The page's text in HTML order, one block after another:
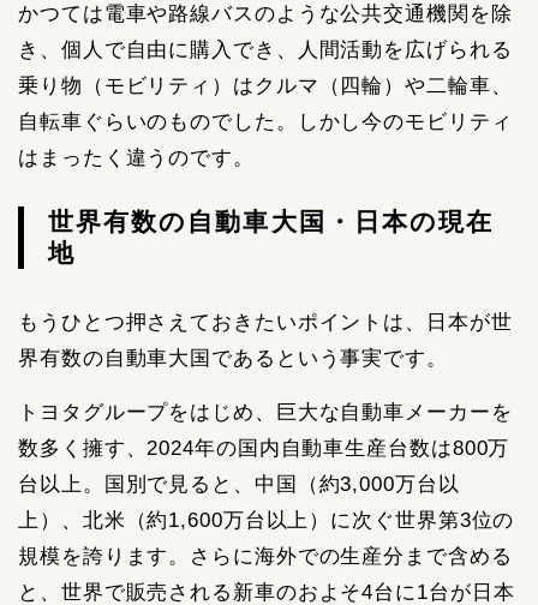
かつては電車や路線バスのような公共交通機関を除
き、個人で自由に購入でき、人間活動を広げられる
乗り物（モビリティ）はクルマ（四輪）や二輪車、
自転車ぐらいのものでした。しかし今のモビリティ
はまったく違うのです。
世界有数の自動車大国・日本の現在
地
もうひとつ押さえておきたいポイントは、日本が世
界有数の自動車大国であるという事実です。
トヨタグループをはじめ、巨大な自動車メーカーを
数多く擁す、2024年の国内自動車生産台数は800万
台以上。国別で見ると、中国（約3,000万台以
上）、北米（約1,600万台以上）に次ぐ世界第3位の
規模を誇ります。さらに海外での生産分まで含める
と、世界で販売される新車のおよそ4台に1台が日本